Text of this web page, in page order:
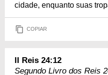
cidade, enquanto suas
COPIAR
II Reis 24:12
Segundo Livro dos Reis